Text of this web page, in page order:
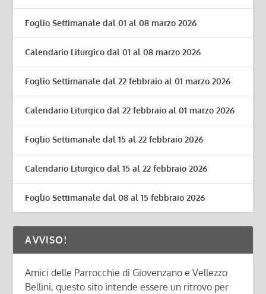
Foglio Settimanale dal 01 al 08 marzo 2026
Calendario Liturgico dal 01 al 08 marzo 2026
Foglio Settimanale dal 22 febbraio al 01 marzo 2026
Calendario Liturgico dal 22 febbraio al 01 marzo 2026
Foglio Settimanale dal 15 al 22 febbraio 2026
Calendario Liturgico dal 15 al 22 febbraio 2026
Foglio Settimanale dal 08 al 15 febbraio 2026
AVVISO!
Amici delle Parrocchie di Giovenzano e Vellezzo
Bellini, questo sito intende essere un ritrovo per